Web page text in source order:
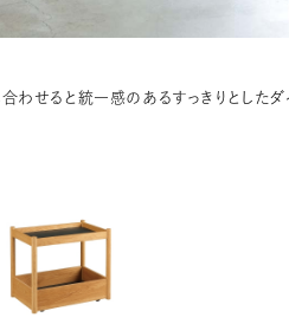
わせると統一感のあるすっきりとしたダ